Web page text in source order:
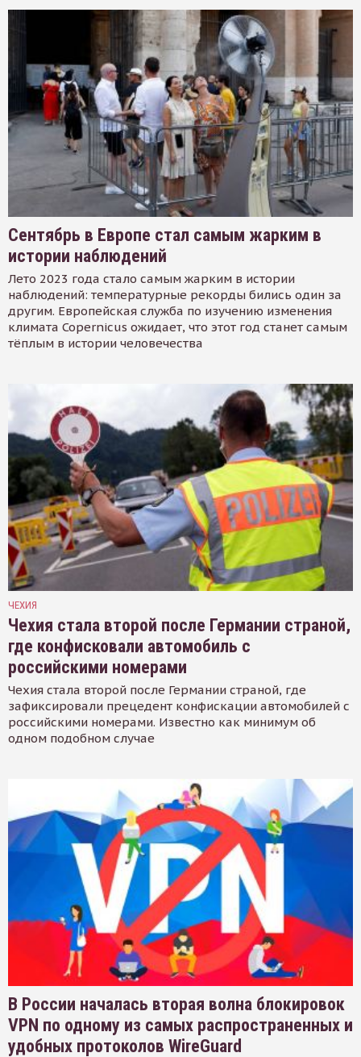
Сентябрь в Европе стал самым жарким в
истории наблюдений
Лето 2023 года стало самым жарким в истории
наблюдений: температурные рекорды бились один за
другим. Европейская служба по изучению изменения
климата Copernicus ожидает, что этот год станет самым
тёплым в истории человечества
ЧЕХИЯ
Чехия стала второй после Германии страной,
где конфисковали автомобиль с
российскими номерами
Чехия стала второй после Германии страной, где
зафиксировали прецедент конфискации автомобилей с
российскими номерами. Известно как минимум об
одном подобном случае
В России началась вторая волна блокировок
VPN по одному из самых распространенных и
удобных протоколов WireGuard